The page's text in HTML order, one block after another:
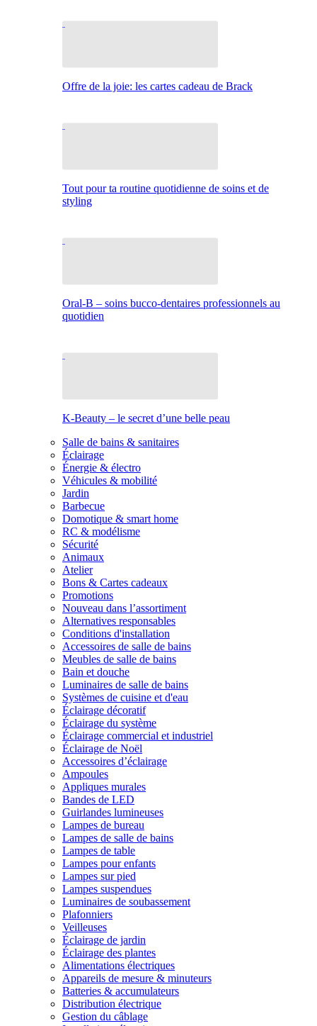
Offre de la joie: les cartes cadeau de Brack
Tout pour ta routine quotidienne de soins et de
styling
Oral-B – soins bucco-dentaires professionnels au
quotidien
K-Beauty – le secret d’une belle peau
Salle de bains & sanitaires
Éclairage
Énergie & électro
Véhicules & mobilité
Jardin
Barbecue
Domotique & smart home
RC & modélisme
Sécurité
Animaux
Atelier
Bons & Cartes cadeaux
Promotions
Nouveau dans l’assortiment
Alternatives responsables
Conditions d'installation
Accessoires de salle de bains
Meubles de salle de bains
Bain et douche
Luminaires de salle de bains
Systèmes de cuisine et d'eau
Éclairage décoratif
Éclairage du système
Éclairage commercial et industriel
Éclairage de Noël
Accessoires d’éclairage
Ampoules
Appliques murales
Bandes de LED
Guirlandes lumineuses
Lampes de bureau
Lampes de salle de bains
Lampes de table
Lampes pour enfants
Lampes sur pied
Lampes suspendues
Luminaires de soubassement
Plafonniers
Veilleuses
Éclairage de jardin
Éclairage des plantes
Alimentations électriques
Appareils de mesure & minuteurs
Batteries & accumulateurs
Distribution électrique
Gestion du câblage